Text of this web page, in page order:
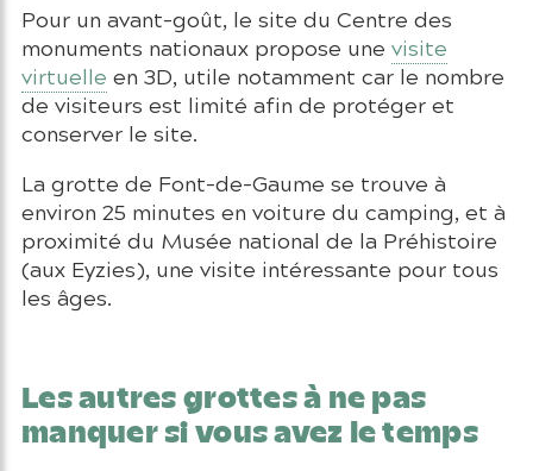
Pour un avant-goût, le site du Centre des
monuments nationaux propose une visite
virtuelle en 3D, utile notamment car le nombre
de visiteurs est limité afin de protéger et
conserver le site.
La grotte de Font-de-Gaume se trouve à
environ 25 minutes en voiture du camping, et à
proximité du Musée national de la Préhistoire
(aux Eyzies), une visite intéressante pour tous
les âges.
Les autres grottes à ne pas
manquer si vous avez le temps